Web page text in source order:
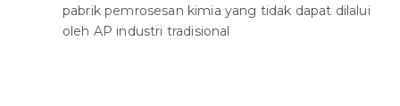
pabrik pemrosesan kimia yang tidak dapat dilalui
oleh AP industri tradisional